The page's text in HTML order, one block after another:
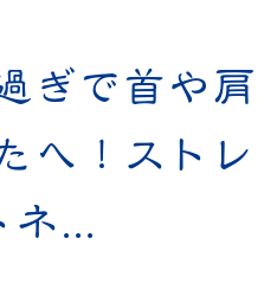
ぎで首や肩
へ！ストレ
ネ...